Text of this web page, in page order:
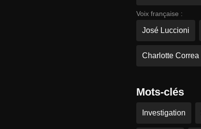
Voix française :
José Luccioni
Charlotte Correa
Mots-clés
Investigation